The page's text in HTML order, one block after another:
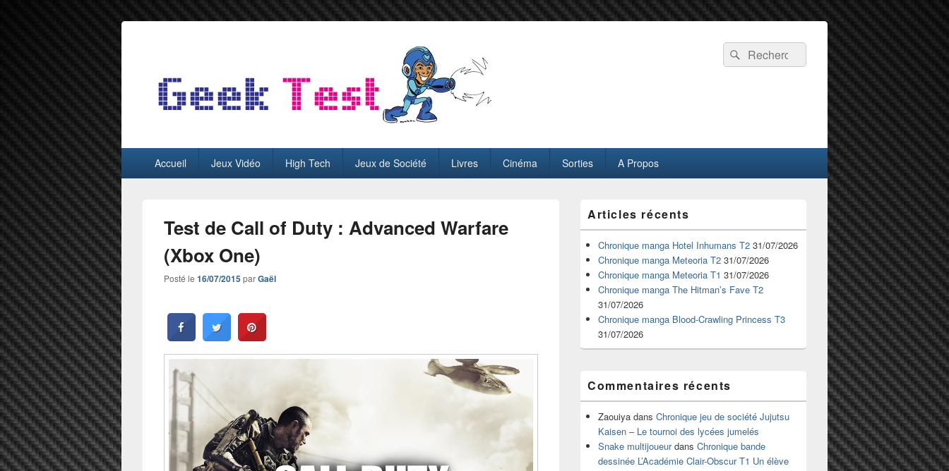
GeekTest
Recherche :
Rechercher
principalAccueil Jeux Vidéo High Tech Jeux de Société Livres Cinéma Sorties A Propos
Test de Call of Duty : Advanced Warfare
(Xbox One)
Posté le 16/07/2015parGaël
principale
de
widget
pour
barre
latérale
Articles récents
Chronique manga Hotel Inhumans T2 31/07/2026
Chronique manga Meteoria T2 31/07/2026
Chronique manga Meteoria T1 31/07/2026
Chronique manga The Hitman’s Fave T2
31/07/2026
Chronique manga Blood-Crawling Princess T3
31/07/2026
Commentaires récents
Zaouiya dans Chronique jeu de société Jujutsu
Kaisen – Le tournoi des lycées jumelés
Snake multijoueurdans Chronique bande
dessinée L’Académie Clair-Obscur T1 Un élève